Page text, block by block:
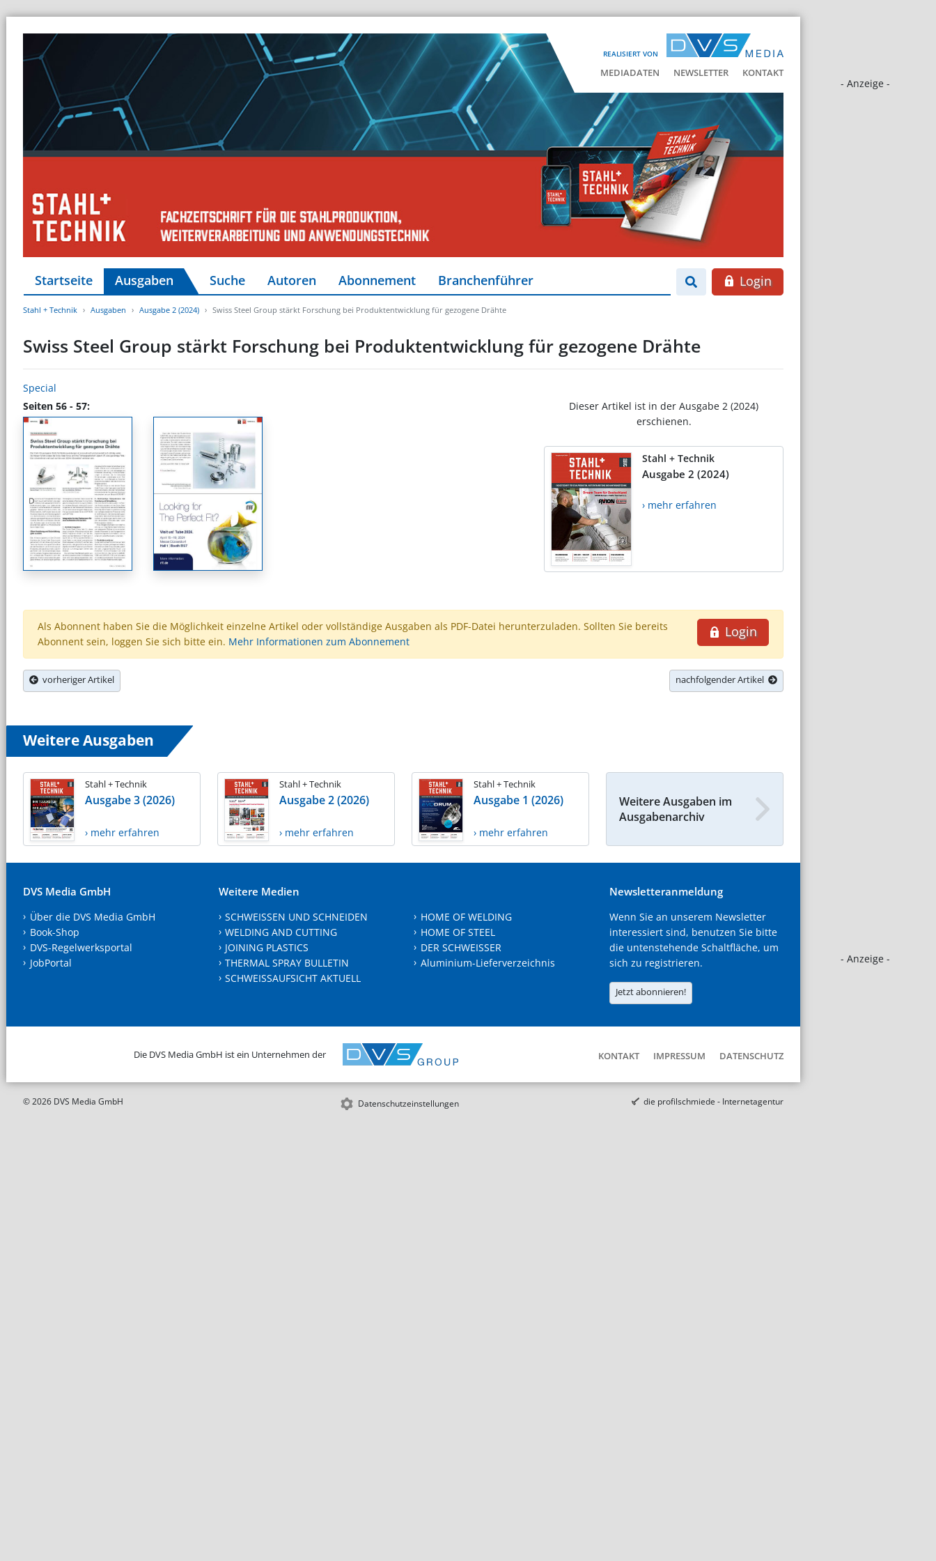
REALISIERT VON
MEDIADATEN NEWSLETTER KONTAKT
- Anzeige -
- Anzeige -
Startseite Ausgaben Suche Autoren Abonnement Branchenführer Login
Stahl + Technik Ausgaben Ausgabe 2 (2024) Swiss Steel Group stärkt Forschung bei Produktentwicklung für gezogene Drähte
Swiss Steel Group stärkt Forschung bei Produktentwicklung für gezogene Drähte
Special
Seiten 56 - 57:
Dieser Artikel ist in der Ausgabe 2 (2024)
erschienen.
Stahl + Technik
Ausgabe 2 (2024)
› mehr erfahren
Login
Als Abonnent haben Sie die Möglichkeit einzelne Artikel oder vollständige Ausgaben als PDF-Datei herunterzuladen. Sollten Sie bereits
Abonnent sein, loggen Sie sich bitte ein. Mehr Informationen zum Abonnement
vorheriger Artikel nachfolgender Artikel
Weitere Ausgaben
Stahl + Technik
Ausgabe 3 (2026)
› mehr erfahren
Stahl + Technik
Ausgabe 2 (2026)
› mehr erfahren
Stahl + Technik
Ausgabe 1 (2026)
› mehr erfahren
Weitere Ausgaben im
Ausgabenarchiv
DVS Media GmbH
Über die DVS Media GmbH
Book-Shop
DVS-Regelwerksportal
JobPortal
Weitere Medien
SCHWEISSEN UND SCHNEIDEN
WELDING AND CUTTING
JOINING PLASTICS
THERMAL SPRAY BULLETIN
SCHWEISSAUFSICHT AKTUELL
HOME OF WELDING
HOME OF STEEL
DER SCHWEISSER
Aluminium-Lieferverzeichnis
Newsletteranmeldung
Wenn Sie an unserem Newsletter
interessiert sind, benutzen Sie bitte
die untenstehende Schaltfläche, um
sich zu registrieren.
Jetzt abonnieren!
Die DVS Media GmbH ist ein Unternehmen der KONTAKT IMPRESSUM DATENSCHUTZ
© 2026 DVS Media GmbH Datenschutzeinstellungen die profilschmiede - Internetagentur